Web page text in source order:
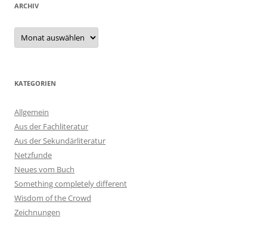
ARCHIV
Archiv
KATEGORIEN
Allgemein
Aus der Fachliteratur
Aus der Sekundärliteratur
Netzfunde
Neues vom Buch
Something completely different
Wisdom of the Crowd
Zeichnungen